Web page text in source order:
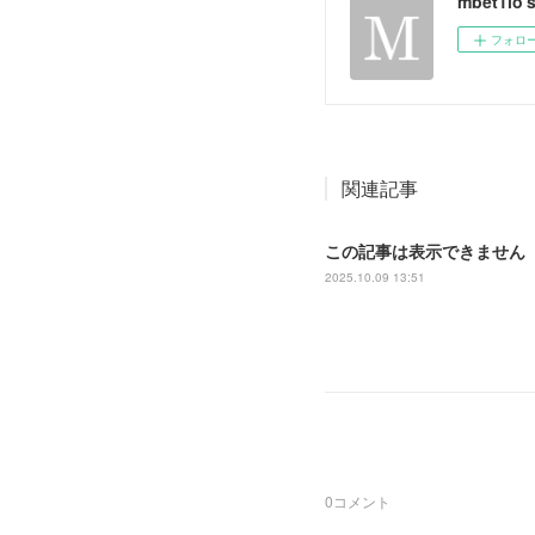
フォロ
関連記事
この記事は表示できません
2025.10.09 13:51
0コメント